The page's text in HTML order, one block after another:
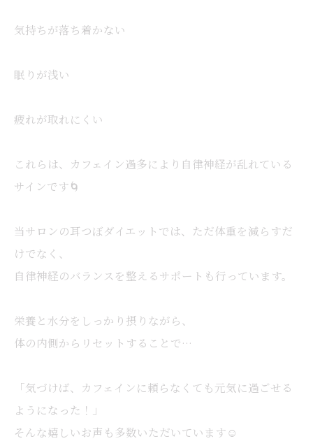
気持ちが落ち着かない
眠りが浅い
疲れが取れにくい
これらは、カフェイン過多により自律神経が乱れている
サインです🌀
当サロンの耳つぼダイエットでは、ただ体重を減らすだ
けでなく、
自律神経のバランスを整えるサポートも行っています。
栄養と水分をしっかり摂りながら、
体の内側からリセットすることで…
「気づけば、カフェインに頼らなくても元気に過ごせる
ようになった！」
そんな嬉しいお声も多数いただいています☺️